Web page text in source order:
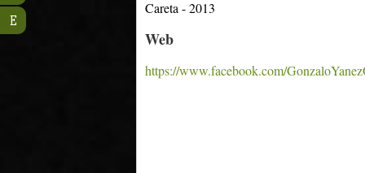
Careta - 2013
Web
https://www.facebook.com/
E